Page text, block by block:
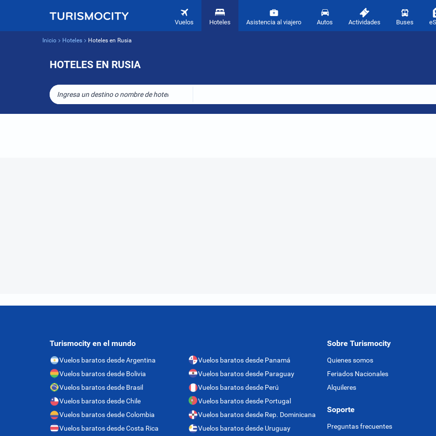
Vuelos Hoteles Asistencia al viajero Autos Actividades Buses
Inicio Hoteles Hoteles en Rusia
HOTELES EN RUSIA
Ingresa un destino o nombre de hotel
Turismocity en el mundo
Vuelos baratos desde Argentina
Vuelos baratos desde Bolivia
Vuelos baratos desde Brasil
Vuelos baratos desde Chile
Vuelos baratos desde Colombia
Vuelos baratos desde Costa Rica
Vuelos baratos desde Panamá
Vuelos baratos desde Paraguay
Vuelos baratos desde Perú
Vuelos baratos desde Portugal
Vuelos baratos desde Rep. Dominicana
Vuelos baratos desde Uruguay
Sobre Turismocity
Quienes somos
Feriados Nacionales
Alquileres
Soporte
Preguntas frecuentes